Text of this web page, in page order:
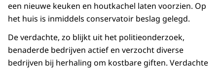
een nieuwe keuken en houtkachel laten voorzien. Op
het huis is inmiddels conservatoir beslag gelegd.
De verdachte, zo blijkt uit het politieonderzoek,
benaderde bedrijven actief en verzocht diverse
bedrijven bij herhaling om kostbare giften. Verdachte